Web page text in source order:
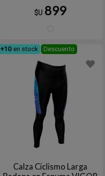
$U 899
+10 en stock Descuento
Calza Ciclismo Larga